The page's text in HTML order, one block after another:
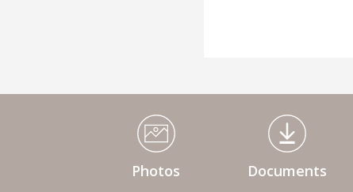
Médiathèque Footer
Photos Documents